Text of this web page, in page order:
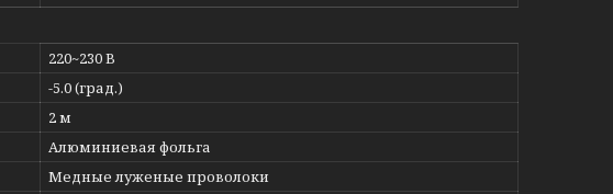
220~230 В
-5.0 (град.)
2 м
Алюминиевая фольга
Медные луженые проволоки